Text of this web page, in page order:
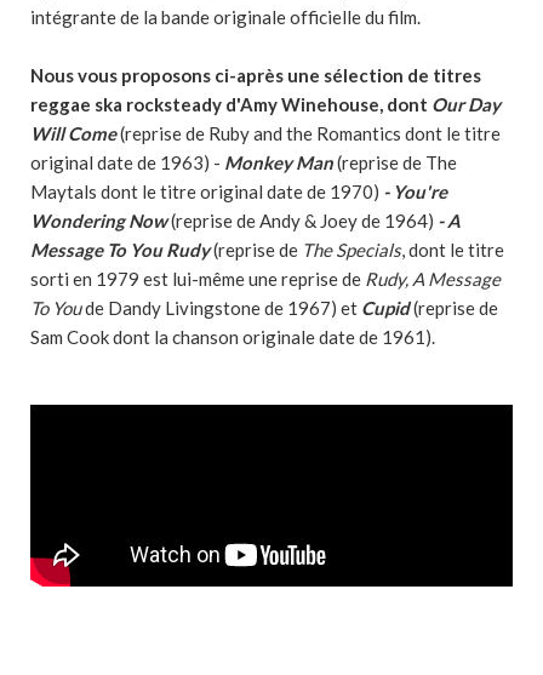
intégrante de la bande originale officielle du film.
Nous vous proposons ci-après une sélection de titres
reggae ska rocksteady d'Amy Winehouse, dont Our Day
Will Come(reprise de Ruby and the Romantics dont le titre
original date de 1963) - Monkey Man(reprise de The
Maytals dont le titre original date de 1970) - You're
Wondering Now(reprise de Andy & Joey de 1964) - A
Message To You Rudy(reprise de The Specials, dont le titre
sorti en 1979 est lui-même une reprise de Rudy, A Message
To Youde Dandy Livingstone de 1967) et Cupid(reprise de
Sam Cook dont la chanson originale date de 1961).